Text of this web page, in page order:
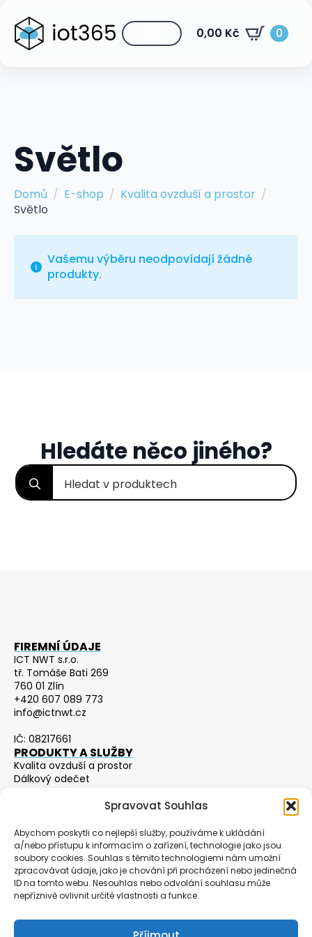
Spravovat Souhlas
Abychom poskytli co nejlepší služby, používáme k ukládání
a/nebo přístupu k informacím o zařízení, technologie jako jsou
soubory cookies. Souhlas s těmito technologiemi nám umožní
zpracovávat údaje, jako je chování při procházení nebo jedinečná
ID na tomto webu. Nesouhlas nebo odvolání souhlasu může
nepříznivě ovlivnit určité vlastnosti a funkce.
0,00 Kč 0
Světlo
Domů E-shop
Kvalita ovzduší a prostor
Světlo
Vašemu výběru neodpovídají žádné
produkty.
Hledáte něco jiného?
Search
for:
FIREMNÍ ÚDAJE
ICT NWT s.r.o.
tř. Tomáše Bati 269
760 01 Zlín
+420 607 089 773
info@ictnwt.cz
IČ: 08217661
PRODUKTY A SLUŽBY
Kvalita ovzduší a prostor
Dálkový odečet
Prediktivní údržba
PODPORA A MATERIÁLY
Značky a výrobci
Ke stažení
O nás
OSTATNÍ
Kontakty
Zásady cookies (EU)